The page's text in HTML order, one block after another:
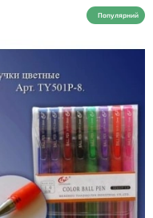
Популярний
❤
❤